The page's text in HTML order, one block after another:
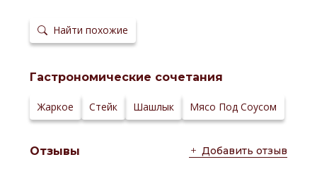
Сырье:
Пшеница
сервировки:
Сайт
Найти похожие
Гастрономические сочетания
Жаркое Стейк Шашлык Мясо Под Соусом
Отзывы Добавить отзыв